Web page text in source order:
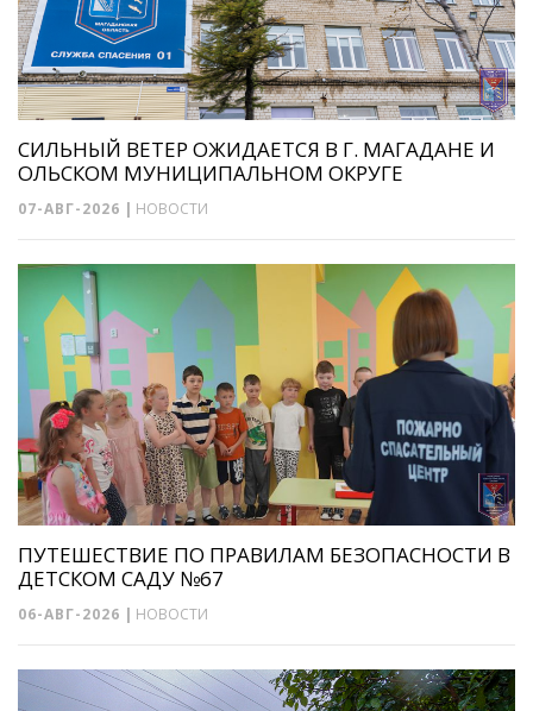
СИЛЬНЫЙ ВЕТЕР ОЖИДАЕТСЯ В Г. МАГАДАНЕ И
ОЛЬСКОМ МУНИЦИПАЛЬНОМ ОКРУГЕ
07-АВГ-2026 | НОВОСТИ
ПУТЕШЕСТВИЕ ПО ПРАВИЛАМ БЕЗОПАСНОСТИ В
ДЕТСКОМ САДУ №67
06-АВГ-2026 | НОВОСТИ